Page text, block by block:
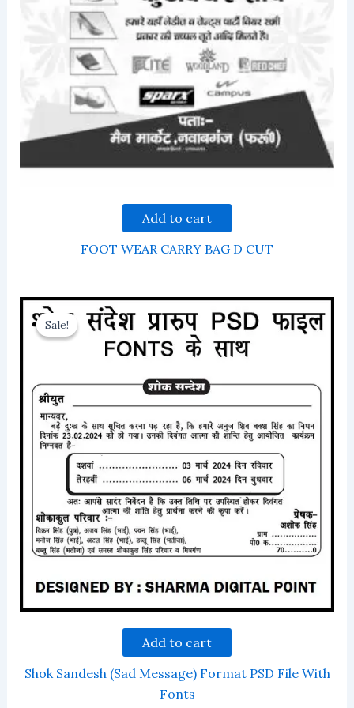
Add to cart
FOOT WEAR CARRY BAG D CUT
Sale!
Sale!
Add to cart
Shok Sandesh (Sad Message) Format PSD File With
Fonts